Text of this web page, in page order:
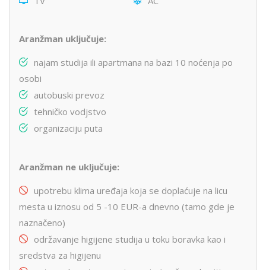
Aranžman uključuje:
najam studija ili apartmana na bazi 10 noćenja po
osobi
autobuski prevoz
tehničko vodjstvo
organizaciju puta
Aranžman ne uključuje:
upotrebu klima uređaja koja se doplaćuje na licu
mesta u iznosu od 5 -10 EUR-a dnevno (tamo gde je
naznačeno)
održavanje higijene studija u toku boravka kao i
sredstva za higijenu